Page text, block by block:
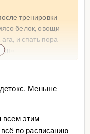
тренировки
белок, овощи
и спать пора
закидывать
Меньше
всем этим
всё по расписанию